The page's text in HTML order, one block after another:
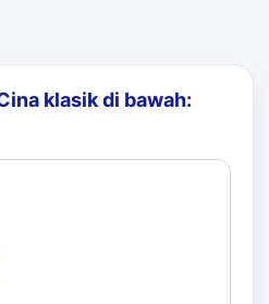
klasik di bawah: